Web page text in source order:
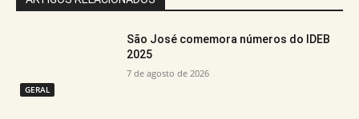
GERAL
São José comemora números do IDEB
2025
7 de agosto de 2026